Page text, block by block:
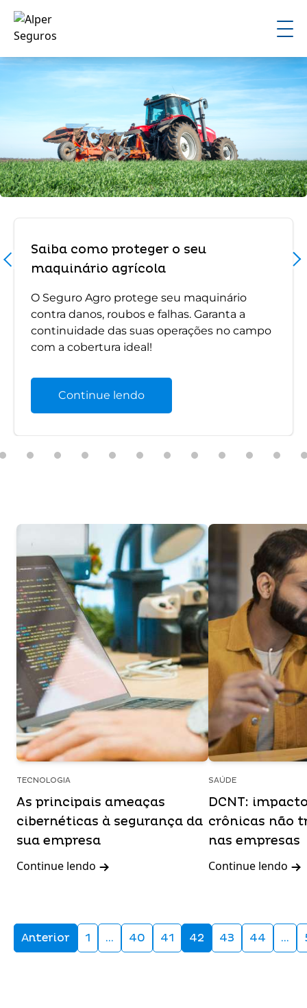
Saiba como proteger o seu
maquinário agrícola
O Seguro Agro protege seu maquinário
contra danos, roubos e falhas. Garanta a
continuidade das suas operações no campo
com a cobertura ideal!
Continue lendo
TECNOLOGIA
As principais ameaças
cibernéticas à segurança da
sua empresa
Continue lendo
SAÚDE
DCNT:
crônicas não
nas empresas
Continue lendo
Anterior 1 … 40 41 42 43 44 …